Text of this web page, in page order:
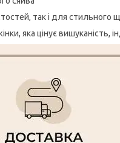
так і для стильного
яка цінує вишуканість,